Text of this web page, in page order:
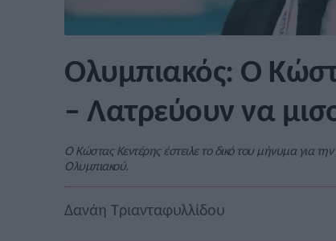
Ολυμπιακός: Ο
– Λατρεύουν να
Ο Κώστας Κεντέρης έστειλε το δικό του μήνυμα για
Ολυμπιακού.
Δανάη Τριανταφυλλίδου